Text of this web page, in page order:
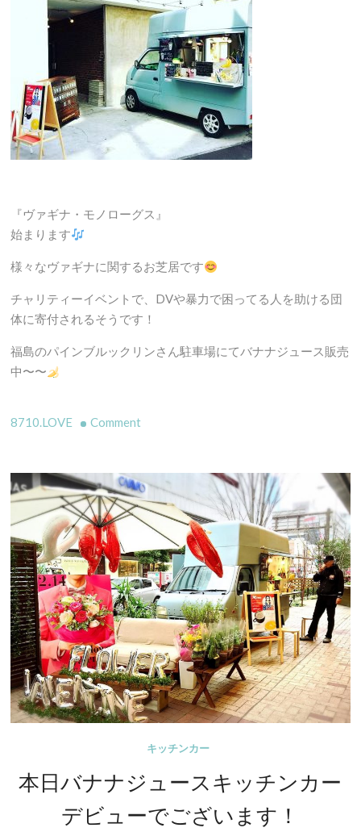
『ヴァギナ・モノローグス』
始まります
様々なヴァギナに関するお芝居です
チャリティーイベントで、DVや暴力で困ってる人を助ける団
体に寄付されるそうです！
福島のパインブルックリンさん駐車場にてバナナジュース販売
中〜〜
8710.LOVE Commenton
ギ
ナ・
モ
ロ
ー
グ
ス』
始
ま
り
ま
す
キッチンカー
本日バナナジュースキッチンカー
デビューでございます！